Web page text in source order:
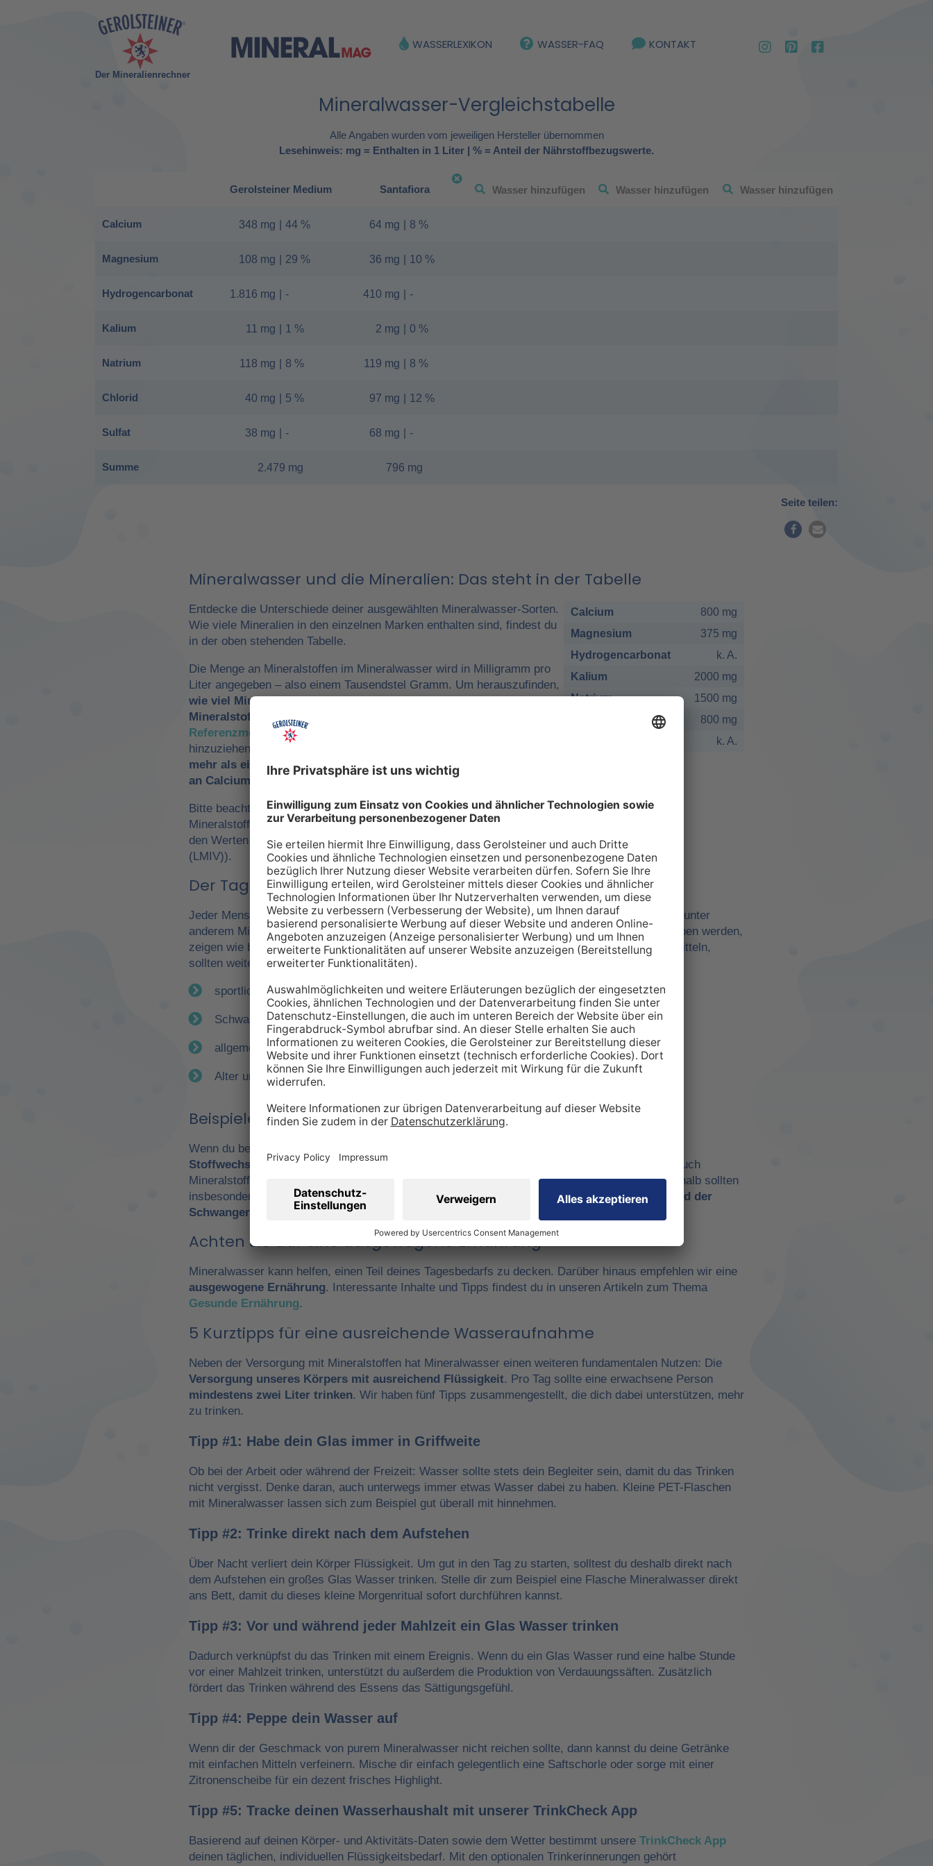
Der Mineralienrechner
WASSERLEXIKON WASSER-FAQ KONTAKT
Mineralwasser-Vergleichstabelle
Alle Angaben wurden vom jeweiligen Hersteller übernommen
Lesehinweis: mg = Enthalten in 1 Liter | % = Anteil der Nährstoffbezugswerte.
Calcium
Magnesium
Hydrogencarbonat
Kalium
Natrium
Chlorid
Sulfat
Summe
Gerolsteiner Medium
348 mg 44 %
108 mg 29 %
1.816 mg -
11 mg 1 %
118 mg 8 %
40 mg 5 %
38 mg -
2.479 mg
Santafiora
64 mg 8 %
36 mg 10 %
410 mg -
2 mg 0 %
119 mg 8 %
97 mg 12 %
68 mg -
796 mg
Seite teilen:
Mineralwasser und die Mineralien: Das steht in der Tabelle
Entdecke die Unterschiede deiner ausgewählten Mineralwasser-Sorten.
Wie viele Mineralien in den einzelnen Marken enthalten sind, findest du
in der oben stehenden Tabelle.
Die Menge an Mineralstoffen im Mineralwasser wird in Milligramm pro
Liter angegeben – also einem Tausendstel Gramm. Um herauszufinden,
wie viel Mineralwasser man für eine ausreichende
Mineralstoffzufuhrzu sich nehmen muss, kann man die
Referenzmengen für die tägliche Zufuhr von Mineralstoffen
hinzuziehen. So würde zum Beispiel
mehr als ein Drittel des empfohlenen Nährstoffbezugwerts (NRV)
an Calcium und Magnesium
Bitte beachte, dass es sich bei den Angaben in der Tabelle zu den
Mineralstoffen um Referenzwertehandelt. Wir orientieren uns dabei an
den Werten der Europäischen Union (EU-Verordnung Nr. 1169/2011
(LMIV)).
Calcium
800 mg
Magnesium
375 mg
Hydrogencarbonat
k. A.
Kalium
2000 mg
Natrium
1500 mg
800 mg
k. A.
Der Tagesbedarf an Mineralien – so individuell wie Sie selbst
Jeder Mensch hat einen individuellen Bedarf an Mineralstoffen, der über verschiedene Quellen, unter
anderem Mineralwasser, gedeckt werden kann. Die Inhaltsstoffe, die in unserer Tabelle angegeben werden,
zeigen wie bereits erwähnt lediglich einen Richtwert. Um den tatsächlichen Tagesbedarf zu ermitteln,
sollten weitere Faktoren miteinbezogen werden:
sportliche Betätigung
Schwangerschaft
allgemeiner Gesundheitszustand
Alter und Geschlecht
Beispiele für einen Mehrbedarf an Mineralstoffen
Wenn du beispielsweise viel
Stoffwechsel
. Daraus ergibt sich ein höherer Bedarf an Nährstoffen wie Vitaminen aber eben auch
Mineralstoffen. Gerade Natrium, Calcium oder Magnesium sind in diesem Kontext wichtig. Deshalb sollten
insbesondere Leistungssportler auf eine ausreichende Zufuhr achtgeben. Ebenso ist eswährend der
Schwangerschaft
wichtig, den veränderten Bedarf zu berücksichtigen.
Achten Sie auf eine ausgewogene Ernährung
Mineralwasser kann helfen, einen Teil deines Tagesbedarfs zu decken. Darüber hinaus empfehlen wir eine
ausgewogene Ernährung. Interessante Inhalte und Tipps findest du in unseren Artikeln zum Thema
Gesunde Ernährung.
5 Kurztipps für eine ausreichende Wasseraufnahme
Neben der Versorgung mit Mineralstoffen hat Mineralwasser einen weiteren fundamentalen Nutzen: Die
Versorgung unseres Körpers mit ausreichend Flüssigkeit. Pro Tag sollte eine erwachsene Person
mindestens zwei Liter trinken. Wir haben fünf Tipps zusammengestellt, die dich dabei unterstützen, mehr
zu trinken.
Tipp #1: Habe dein Glas immer in Griffweite
Ob bei der Arbeit oder während der Freizeit: Wasser sollte stets dein Begleiter sein, damit du das Trinken
nicht vergisst. Denke daran, auch unterwegs immer etwas Wasser dabei zu haben. Kleine PET-Flaschen
mit Mineralwasser lassen sich zum Beispiel gut überall mit hinnehmen.
Tipp #2: Trinke direkt nach dem Aufstehen
Über Nacht verliert dein Körper Flüssigkeit. Um gut in den Tag zu starten, solltest du deshalb direkt nach
dem Aufstehen ein großes Glas Wasser trinken. Stelle dir zum Beispiel eine Flasche Mineralwasser direkt
ans Bett, damit du dieses kleine Morgenritual sofort durchführen kannst.
Tipp #3: Vor und während jeder Mahlzeit ein Glas Wasser trinken
Dadurch verknüpfst du das Trinken mit einem Ereignis. Wenn du ein Glas Wasser rund eine halbe Stunde
vor einer Mahlzeit trinken, unterstützt du außerdem die Produktion von Verdauungssäften. Zusätzlich
fördert das Trinken während des Essens das Sättigungsgefühl.
Tipp #4: Peppe dein Wasser auf
Wenn dir der Geschmack von purem Mineralwasser nicht reichen sollte, dann kannst du deine Getränke
mit einfachen Mitteln verfeinern. Mische dir einfach gelegentlich eine Saftschorle oder sorge mit einer
Zitronenscheibe für ein dezent frisches Highlight.
Tipp #5: Tracke deinen Wasserhaushalt mit unserer TrinkCheck App
Basierend auf deinen Körper- und Aktivitäts-Daten sowie dem Wetter bestimmt unsere TrinkCheck App
deinen täglichen, individuellen Flüssigkeitsbedarf. Mit den optionalen Trinkerinnerungen gehört